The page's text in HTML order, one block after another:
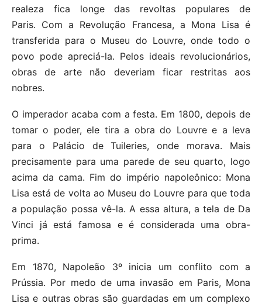
realeza fica longe das revoltas populares de
Paris. Com a Revolução Francesa, a Mona Lisa é
transferida para o Museu do Louvre, onde todo o
povo pode apreciá-la. Pelos ideais revolucionários,
obras de arte não deveriam ficar restritas aos
nobres.
O imperador acaba com a festa. Em 1800, depois de
tomar o poder, ele tira a obra do Louvre e a leva
para o Palácio de Tuileries, onde morava. Mais
precisamente para uma parede de seu quarto, logo
acima da cama. Fim do império napoleônico: Mona
Lisa está de volta ao Museu do Louvre para que toda
a população possa vê-la. A essa altura, a tela de Da
Vinci já está famosa e é considerada uma obra-
prima.
Em 1870, Napoleão 3º inicia um conflito com a
Prússia. Por medo de uma invasão em Paris, Mona
Lisa e outras obras são guardadas em um complexo